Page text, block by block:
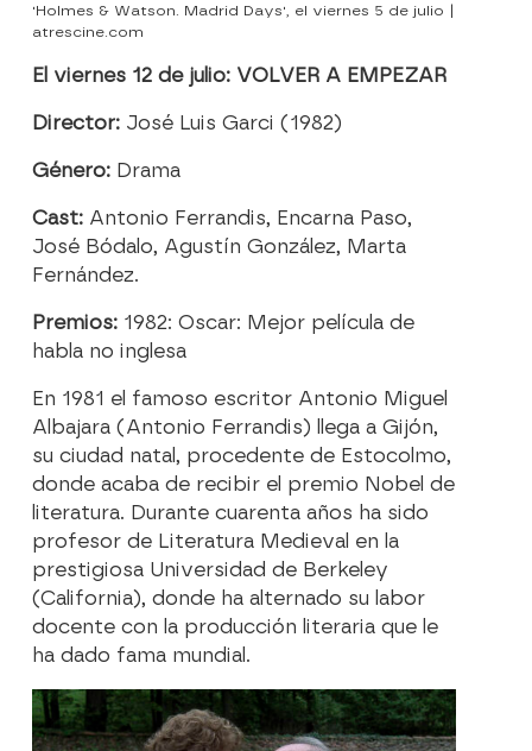
'Holmes & Watson. Madrid Days', el viernes 5 de julio |
atrescine.com
El viernes 12 de julio: VOLVER A EMPEZAR
Director: José Luis Garci (1982)
Género: Drama
Cast: Antonio Ferrandis, Encarna Paso,
José Bódalo, Agustín González, Marta
Fernández.
Premios: 1982: Oscar: Mejor película de
habla no inglesa
En 1981 el famoso escritor Antonio Miguel
Albajara (Antonio Ferrandis) llega a Gijón,
su ciudad natal, procedente de Estocolmo,
donde acaba de recibir el premio Nobel de
literatura. Durante cuarenta años ha sido
profesor de Literatura Medieval en la
prestigiosa Universidad de Berkeley
(California), donde ha alternado su labor
docente con la producción literaria que le
ha dado fama mundial.